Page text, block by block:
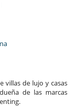
villas de lujo y casas
de las marcas